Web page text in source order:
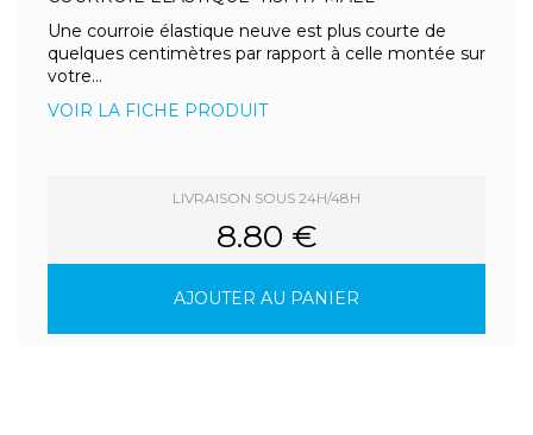
Une courroie élastique neuve est plus courte de
quelques centimètres par rapport à celle montée sur
votre...
VOIR LA FICHE PRODUIT
LIVRAISON SOUS 24H/48H
8.80 €
AJOUTER AU PANIER